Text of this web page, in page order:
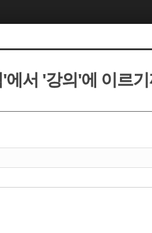
서 '강의'에 이르